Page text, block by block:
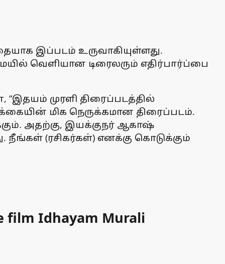
இப்படம் உருவாகியுள்ளது.
வெளியான டிரைலரும் எதிர்பார்ப்பை
முரளி திரைப்படத்தில்
மிக நெருக்கமான திரைப்படம்.
அதற்கு, இயக்குநர் ஆகாஷ்
(ரசிகர்கள்) எனக்கு கொடுக்கும்
film Idhayam Murali